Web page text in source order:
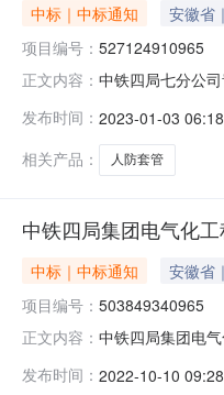
中标｜中标通知 安徽省
项目编号： 527124910965
正文内容： 中铁四局七分公
处（中标总金额
发布时间： 2023-01-03 06:18
相关产品：
人防套管
中铁四局集团电气化
中标｜中标通知 安徽省
项目编号： 503849340965
正文内容： 中铁四局集团电
发区升腾建材五
发布时间： 2022-10-10 09:28